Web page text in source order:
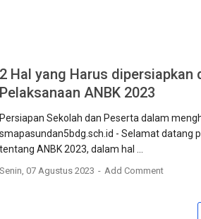
2 Hal yang Harus dipersiapkan
Pelaksanaan ANBK 2023
Persiapan Sekolah dan Peserta dalam
smapasundan5bdg.sch.id - Selamat datang
tentang ANBK 2023, dalam hal ...
Senin, 07 Agustus 2023 Add Comment